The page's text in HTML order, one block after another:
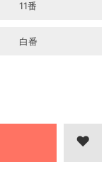
11番
白番